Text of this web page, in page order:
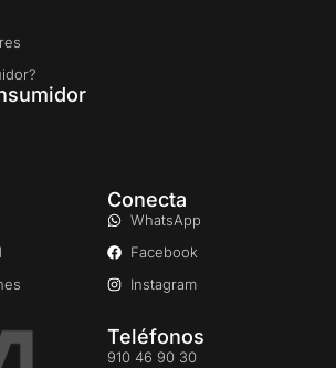
Conecta
WhatsApp
Facebook
Instagram
Teléfonos
910 46 90 30